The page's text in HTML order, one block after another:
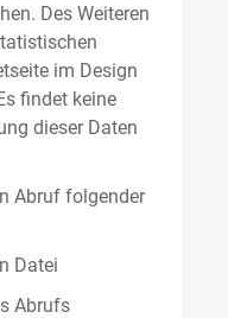
Des Weiteren
im Design
findet keine
dieser Daten
Abruf folgender
Datei
Abrufs